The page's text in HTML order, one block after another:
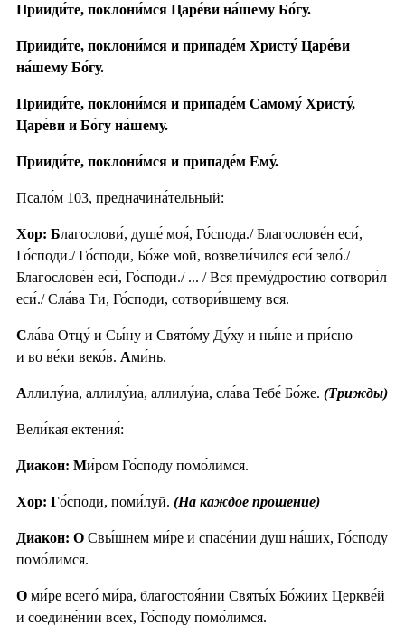
Прииди́те, поклони́мся Царе́ви на́шему Бо́гу.
Прииди́те, поклони́мся и припаде́м Христу́ Царе́ви
на́шему Бо́гу.
Прииди́те, поклони́мся и припаде́м Самому́ Христу́,
Царе́ви и Бо́гу на́шему.
Прииди́те, поклони́мся и припаде́м Ему́.
Псало́м 103, предначина́тельный:
Хор: Благослови́, душе́ моя́, Го́спода./ Благослове́н еси́,
Го́споди./ Го́споди, Бо́же мой, возвели́чился еси́ зело́./
Благослове́н еси́, Го́споди./ ... / Вся прему́дростию сотвори́л
еси́./ Сла́ва Ти, Го́споди, сотвори́вшему вся.
Сла́ва Отцу́ и Сы́ну и Свято́му Ду́ху и ны́не и при́сно
и во ве́ки веко́в. Ами́нь.
Аллилу́иа, аллилу́иа, аллилу́иа, сла́ва Тебе́ Бо́же. (Трижды)
Вели́кая ектения́:
Диакон: Ми́ром Го́споду помо́лимся.
Хор: Го́споди, поми́луй. (На каждое прошение)
Диакон: О Свы́шнем ми́ре и спасе́нии душ на́ших, Го́споду
помо́лимся.
О ми́ре всего́ ми́ра, благостоя́нии Святы́х Бо́жиих Церкве́й
и соедине́нии всех, Го́споду помо́лимся.